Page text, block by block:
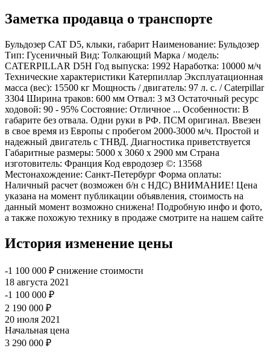
Заметка продавца о транспорте
Бульдозер CAT D5, клыки, габарит Наименование: Бульдозер
Тип: Гусеничный Вид: Толкающий Марка / модель:
CATERPILLAR D5H Год выпуска: 1992 Наработка: 10000 м/ч
Технические характеристики Катерпиллар Эксплуатационная
масса (вес): 15500 кг Мощность / двигатель: 97 л. с. / Caterpillar
3304 Ширина траков: 600 мм Отвал: 3 м3 Остаточный ресурс
ходовой: 90 - 95% Состояние: Отличное ... Особенности: В
габарите без отвала. Одни руки в РФ. ПСМ оригинал. Ввезен
в свое время из Европы с пробегом 2000-3000 м/ч. Простой и
надежный двигатель с ТНВД. Диагностика приветствуется
Габаритные размеры: 5000 х 3060 х 2900 мм Страна
изготовитель: Франция Код евродозер ©: 13568
Местонахождение: Санкт-Петербург Форма оплаты:
Наличный расчет (возможен б/н с НДС) ВНИМАНИЕ! Цена
указана на момент публикации объявления, стоимость на
данный момент возможно снижена! Подробную инфо и фото,
а также похожую технику в продаже смотрите на нашем сайте
История изменение цены
-1 100 000 ₽ снижение стоимости
18 августа 2021
-1 100 000 ₽
2 190 000 ₽
20 июля 2021
Начальная цена
3 290 000 ₽